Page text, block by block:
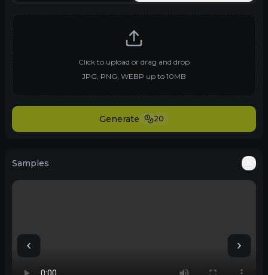
Click to upload or drag and drop
JPG, PNG, WEBP up to 10MB
Generate 20
Samples